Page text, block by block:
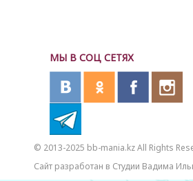
МЫ В СОЦ СЕТЯХ
© 2013-2025 bb-mania.kz All Rights
Сайт разработан в Студии Вадима